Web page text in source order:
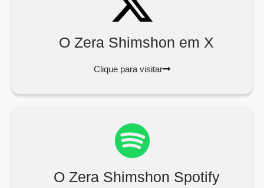
O Zera Shimshon em X
Clique para visitar
O Zera Shimshon Spotify